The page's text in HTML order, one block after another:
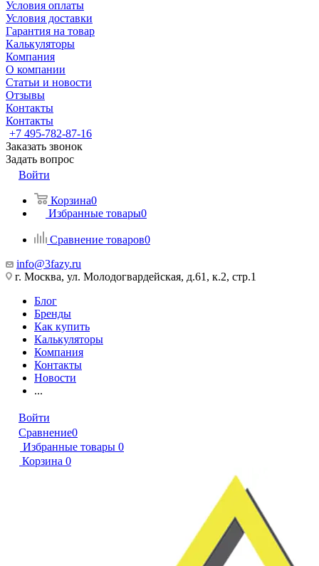
Условия оплаты
Условия доставки
Гарантия на товар
Калькуляторы
Компания
О компании
Статьи и новости
Отзывы
Контакты
Контакты
+7 495-782-87-16
Заказать звонок
Задать вопрос
Войти
Корзина0
Избранные товары0
Сравнение товаров0
info@3fazy.ru
г. Москва, ул. Молодогвардейская, д.61, к.2, стр.1
Блог
Бренды
Как купить
Калькуляторы
Компания
Контакты
Новости
...
Войти
Сравнение0
Избранные товары 0
Корзина 0